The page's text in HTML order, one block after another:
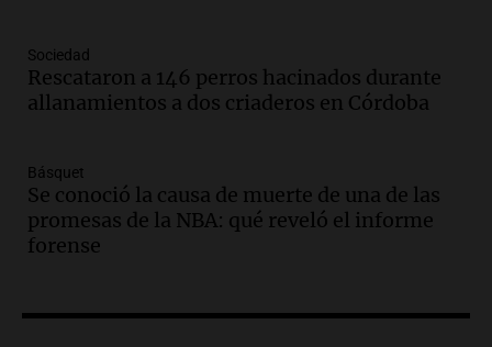
Audio.
en la Sociedad Rural de Bulaya con
actividades para toda la familia
Audio.
edificios y una casa del estudiante para
jóvenes de la región
Panorama Federal
Audio.Preparativos finales para la gran
Sociedad
Rescataron a 146 perros hacinados durante
allanamientos a dos criaderos en Córdoba
Básquet
Se conoció la causa de muerte de una de las
promesas de la NBA: qué reveló el informe
forense